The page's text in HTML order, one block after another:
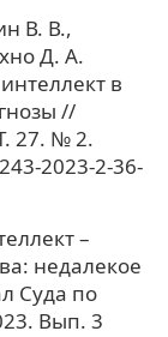
В. В.,
Д. А.
в
//
27. № 2.
2023-2-36-
–
недалекое
Суда по
Вып. 3